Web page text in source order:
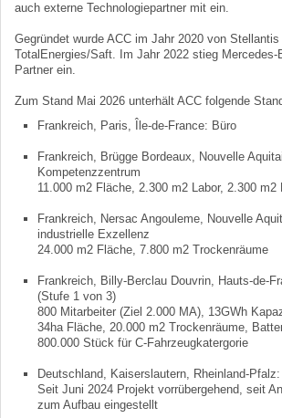
auch externe Technologiepartner mit ein.
Gegründet wurde ACC im Jahr 2020 von Stellantis
TotalEnergies/Saft. Im Jahr 2022 stieg Mercedes-
Partner ein.
Zum Stand Mai 2026 unterhält ACC folgende
Frankreich, Paris, Île-de-France: Büro
Frankreich, Brügge Bordeaux, Nouvelle
Kompetenzzentrum
11.000 m2 Fläche, 2.300 m2 Labor, 2.300 m2
Frankreich, Nersac Angouleme, Nouvelle
industrielle Exzellenz
24.000 m2 Fläche, 7.800 m2 Trockenräume
Frankreich, Billy-Berclau Douvrin, Hauts-de-
(Stufe 1 von 3)
800 Mitarbeiter (Ziel 2.000 MA), 13GWh
34ha Fläche, 20.000 m2 Trockenräume,
800.000 Stück für C-Fahrzeugkatergorie
Deutschland, Kaiserslautern, Rheinland-
Seit Juni 2024 Projekt vorrübergehend, seit
zum Aufbau eingestellt